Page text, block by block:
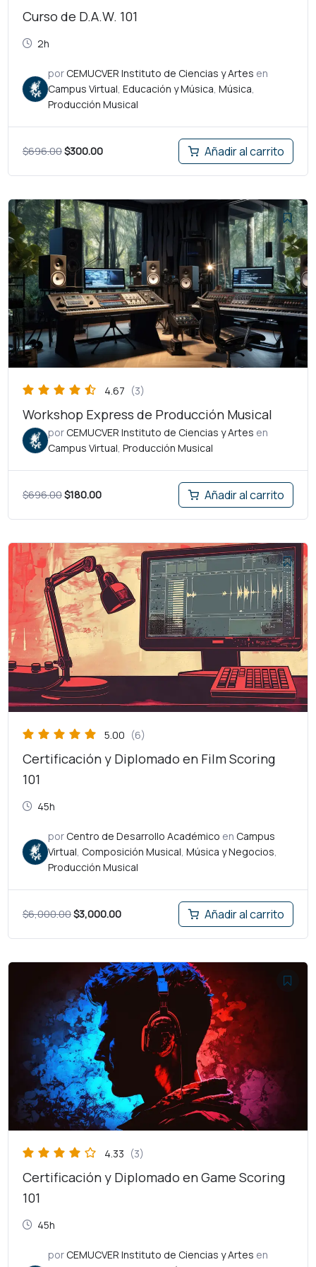
Curso de D.A.W. 101
2h
por CEMUCVER Instituto de Ciencias y Artes en
Campus Virtual Educación y Música Música
Producción Musical
$696.00$300.00 Añadir al carrito
4.67 (3)
Workshop Express de Producción Musical
por CEMUCVER Instituto de Ciencias y Artes en
Campus Virtual, Producción Musical
$696.00
El
precio
original
era:
$696.00.
$180.00
El
precio
actual
es:
$180.00.
Añadir al carrito
5.00 (6)
Certificación y Diplomado en Film Scoring
101
45h
por Centro de Desarrollo Académico en Campus
Virtual Composición Musical Música y Negocios
Producción Musical
$6,000.00
El
precio
original
era:
$6,000.00.
$3,000.00
El
precio
actual
es:
$3,000.00.
Añadir al carrito
4.33 (3)
Certificación y Diplomado en Game Scoring
101
45h
por CEMUCVER Instituto de Ciencias y Artes en
precio
original
era:
$6,000.00.
El
precio
$3,000.00.